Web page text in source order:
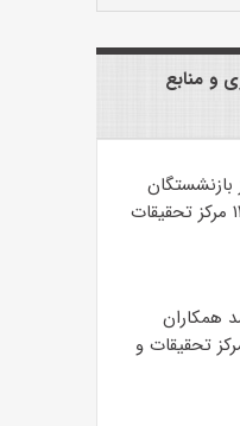
و منابع
بازنشستگان
فرهیخته نیمه دوم ۱۴۰۲ مرکز تحقیقات
همکاران
سال ۱۴۰۲ مرکز تحقیقات و